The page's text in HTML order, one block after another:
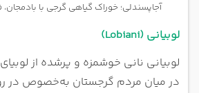
آجاپسندلی؛ خوراک گیاهی گرجی با
لوبیانی (Lobiani)
لوبیانی نانی خوشمزه و پرشده از
در میان مردم گرجستان به‌خصوص در